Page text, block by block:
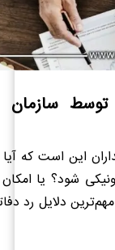
سازمان
این است که
شود؟ یا
دلایل رد